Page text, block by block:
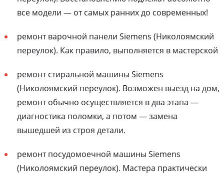
все модели — от самых ранних до современных!
ремонт варочной панели Siemens (Николоямский
переулок). Как правило, выполняется в мастерской
ремонт стиральной машины Siemens
(Николоямский переулок). Возможен выезд на дом,
ремонт обычно осуществляется в два этапа —
диагностика поломки, а потом — замена
вышедшей из строя детали.
ремонт посудомоечной машины Siemens
(Николоямский переулок). Мастера практически